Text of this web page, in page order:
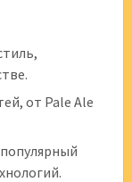
от Pale Ale